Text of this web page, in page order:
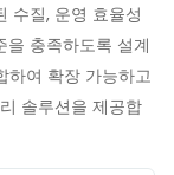
수질, 운영 효율성
을 충족하도록 설계
하여 확장 가능하고
솔루션을 제공합